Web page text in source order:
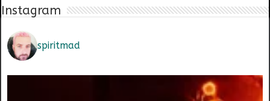
Instagram
spiritmad